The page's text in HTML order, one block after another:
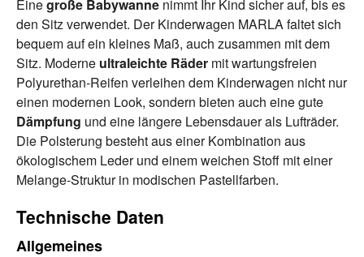
Einegroße Babywanne nimmt Ihr Kind sicher auf, bis es
den Sitz verwendet. Der Kinderwagen MARLA faltet sich
bequem auf ein kleines Maß, auch zusammen mit dem
Sitz. Moderne ultraleichte Räder mit wartungsfreien
Polyurethan-Reifen verleihen dem Kinderwagen nicht nur
einen modernen Look, sondern bieten auch eine gute
Dämpfung und eine längere Lebensdauer als Lufträder.
Die Polsterung besteht aus einer Kombination aus
ökologischem Leder und einem weichen Stoff mit einer
Melange-Struktur in modischen Pastellfarben.
Technische Daten
Allgemeines